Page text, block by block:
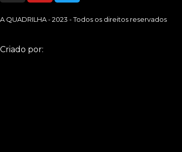
A QUADRILHA - 2023 - Todos os direitos reservados
Criado por: